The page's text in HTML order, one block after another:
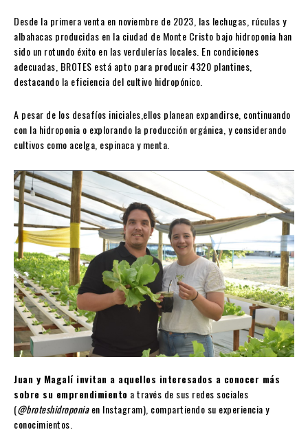
Desde la primera venta en noviembre de 2023, las lechugas, rúculas y
albahacas producidas en la ciudad de Monte Cristo bajo hidroponia han
sido un rotundo éxito en las verdulerías locales. En condiciones
adecuadas, BROTES está apto para producir 4320 plantines,
destacando la eficiencia del cultivo hidropónico.
A pesar de los desafíos iniciales,ellos planean expandirse, continuando
con la hidroponia o explorando la producción orgánica, y considerando
cultivos como acelga, espinaca y menta.
Juan y Magalí invitan a aquellos interesados a conocer más
sobre su emprendimiento a través de sus redes sociales
(@broteshidroponiaen Instagram), compartiendo su experiencia y
conocimientos.